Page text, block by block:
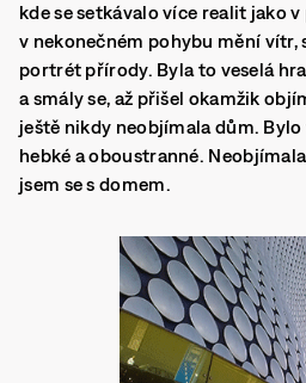
kde se setkávalo více realit jako
v nekonečném pohybu mění
portrét přírody. Byla to veselá
a smály se, až přišel okamžik
ještě nikdy neobjímala dům.
hebké a oboustranné.
jsem se s domem.